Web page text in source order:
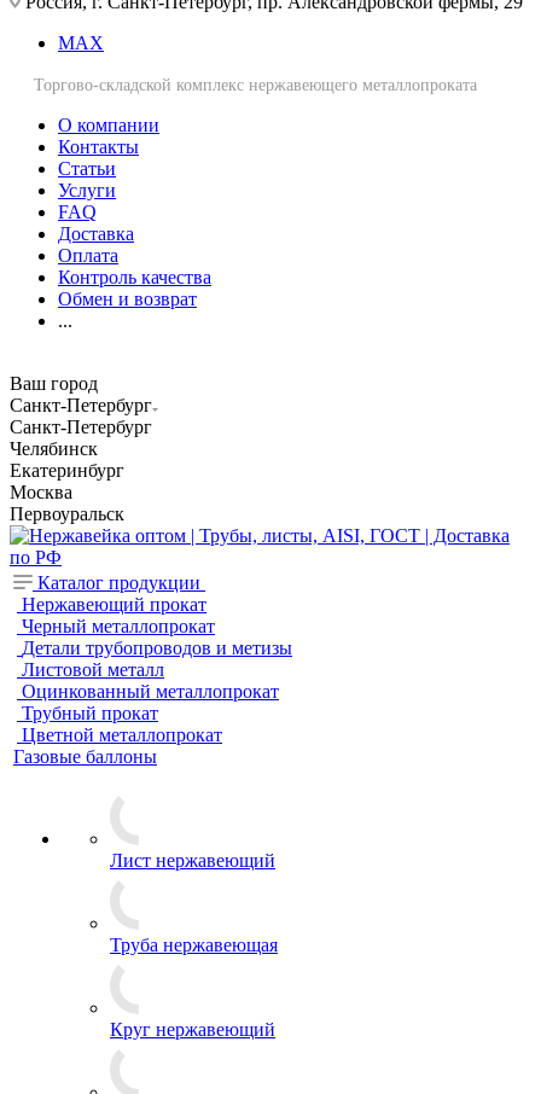
MAX
Торгово-складской комплекс нержавеющего металлопроката
О компании
Контакты
Статьи
Услуги
FAQ
Доставка
Оплата
Контроль качества
Обмен и возврат
...
Ваш город
Санкт-Петербург
Санкт-Петербург
Челябинск
Екатеринбург
Москва
Первоуральск
Каталог продукции
Нержавеющий прокат
Черный металлопрокат
Детали трубопроводов и метизы
Листовой металл
Оцинкованный металлопрокат
Трубный прокат
Цветной металлопрокат
Газовые баллоны
Лист нержавеющий
Труба нержавеющая
Круг нержавеющий